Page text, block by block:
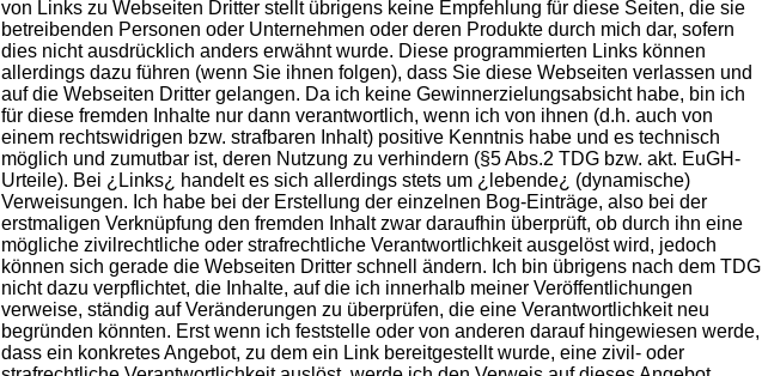
von Links zu Webseiten Dritter stellt übrigens keine Empfehlung für diese Seiten, die sie
betreibenden Personen oder Unternehmen oder deren Produkte durch mich dar, sofern
dies nicht ausdrücklich anders erwähnt wurde. Diese programmierten Links können
allerdings dazu führen (wenn Sie ihnen folgen), dass Sie diese Webseiten verlassen und
auf die Webseiten Dritter gelangen. Da ich keine Gewinnerzielungsabsicht habe, bin ich
für diese fremden Inhalte nur dann verantwortlich, wenn ich von ihnen (d.h. auch von
einem rechtswidrigen bzw. strafbaren Inhalt) positive Kenntnis habe und es technisch
möglich und zumutbar ist, deren Nutzung zu verhindern (§5 Abs.2 TDG bzw. akt. EuGH-
Urteile). Bei ¿Links¿ handelt es sich allerdings stets um ¿lebende¿ (dynamische)
Verweisungen. Ich habe bei der Erstellung der einzelnen Bog-Einträge, also bei der
erstmaligen Verknüpfung den fremden Inhalt zwar daraufhin überprüft, ob durch ihn eine
mögliche zivilrechtliche oder strafrechtliche Verantwortlichkeit ausgelöst wird, jedoch
können sich gerade die Webseiten Dritter schnell ändern. Ich bin übrigens nach dem TDG
nicht dazu verpflichtet, die Inhalte, auf die ich innerhalb meiner Veröffentlichungen
verweise, ständig auf Veränderungen zu überprüfen, die eine Verantwortlichkeit neu
begründen könnten. Erst wenn ich feststelle oder von anderen darauf hingewiesen werde,
dass ein konkretes Angebot, zu dem ein Link bereitgestellt wurde, eine zivil- oder